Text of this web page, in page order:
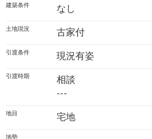
建築条件 なし
土地現況 古家付
引渡条件 現況有姿
引渡時期
相談
---
地目 宅地
地勢